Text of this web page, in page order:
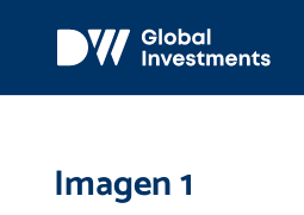
Imagen 1